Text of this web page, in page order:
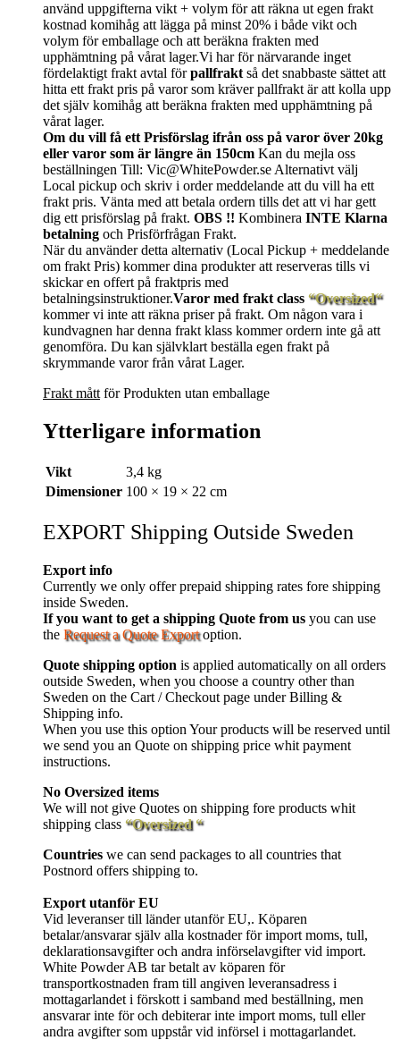
använd uppgifterna vikt + volym för att räkna ut egen frakt
kostnad komihåg att lägga på minst 20% i både vikt och
volym för emballage och att beräkna frakten med
upphämtning på vårat lager.Vi har för närvarande inget
fördelaktigt frakt avtal förpallfrakt så det snabbaste sättet att
hitta ett frakt pris på varor som kräver pallfrakt är att kolla upp
det själv komihåg att beräkna frakten med upphämtning på
vårat lager.
Om du vill få ett Prisförslag ifrån oss på varor över 20kg
eller varor som är längre än 150cm Kan du mejla oss
beställningen Till: Vic@WhitePowder.se Alternativt välj
Local pickup och skriv i order meddelande att du vill ha ett
frakt pris. Vänta med att betala ordern tills det att vi har gett
dig ett prisförslag på frakt. OBS !! Kombinera INTE Klarna
betalning och Prisförfrågan Frakt.
När du använder detta alternativ (Local Pickup + meddelande
om frakt Pris) kommer dina produkter att reserveras tills vi
skickar en offert på fraktpris med
betalningsinstruktioner.Varor med frakt class “Oversized“
kommer vi inte att räkna priser på frakt. Om någon vara i
kundvagnen har denna frakt klass kommer ordern inte gå att
genomföra. Du kan självklart beställa egen frakt på
skrymmande varor från vårat Lager.
Frakt mått för Produkten utan emballage
Ytterligare information
Vikt
3,4 kg
Dimensioner 100 × 19 × 22 cm
EXPORT Shipping Outside Sweden
Export info
Currently we only offer prepaid shipping rates fore shipping
inside Sweden.
If you want to get a shipping Quote from us you can use
the Request a Quote Exportoption.
Quote shipping option is applied automatically on all orders
outside Sweden, when you choose a country other than
Sweden on the Cart / Checkout page under Billing &
Shipping info.
When you use this option Your products will be reserved until
we send you an Quote on shipping price whit payment
instructions.
No Oversized items
We will not give Quotes on shipping fore products whit
shipping class “Oversized “
Countries we can send packages to all countries that
Postnord offers shipping to.
Export utanför EU
Vid leveranser till länder utanför EU,. Köparen
betalar/ansvarar själv alla kostnader för import moms, tull,
deklarationsavgifter och andra införselavgifter vid import.
White Powder AB tar betalt av köparen för
transportkostnaden fram till angiven leveransadress i
mottagarlandet i förskott i samband med beställning, men
ansvarar inte för och debiterar inte import moms, tull eller
andra avgifter som uppstår vid införsel i mottagarlandet.